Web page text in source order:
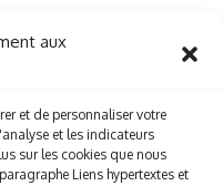
aux
et de personnaliser votre
et les indicateurs
sur les cookies que nous
Liens hypertextes et
plannings de DS sont
niveau).